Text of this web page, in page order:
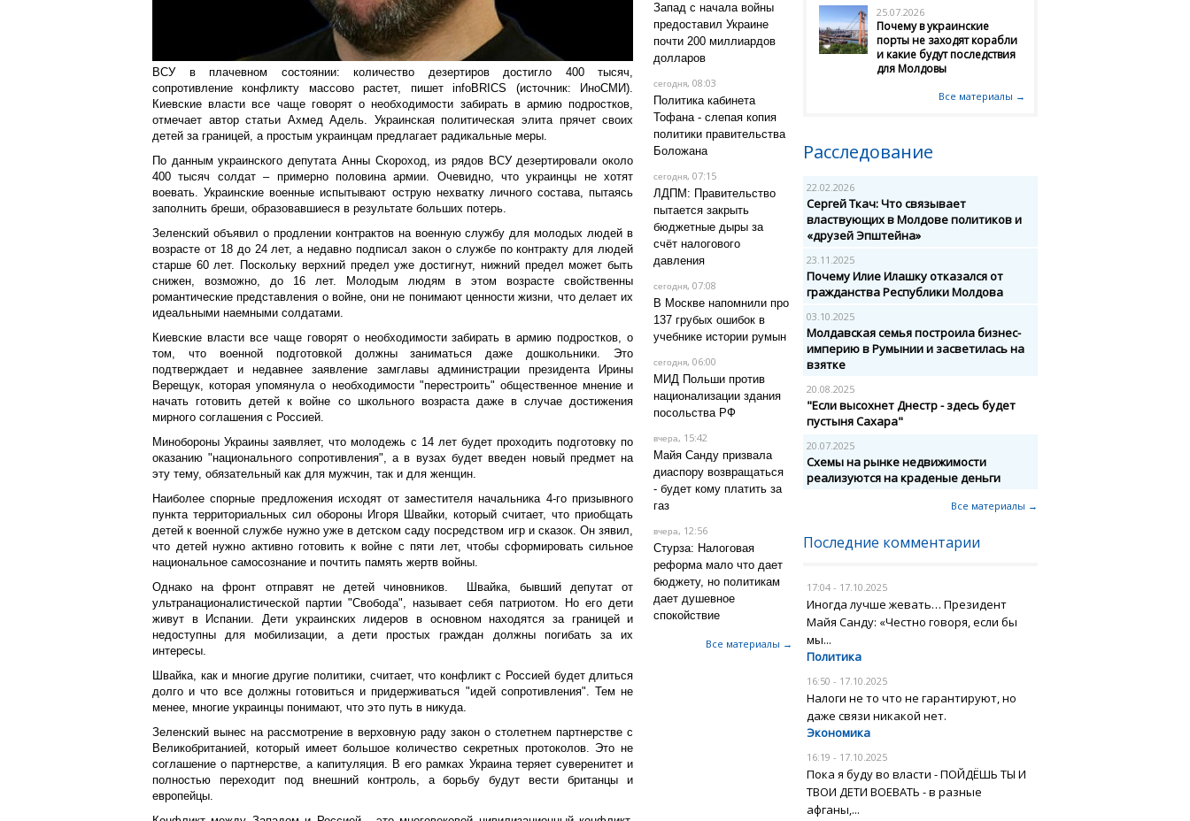
ВСУ в плачевном состоянии: количество дезертиров достигло 400 тысяч,
сопротивление конфликту массово растет, пишет infoBRICS (источник: ИноСМИ).
Киевские власти все чаще говорят о необходимости забирать в армию подростков,
отмечает автор статьи Ахмед Адель. Украинская политическая элита прячет своих
детей за границей, а простым украинцам предлагает радикальные меры.
По данным украинского депутата Анны Скороход, из рядов ВСУ дезертировали около
400 тысяч солдат – примерно половина армии. Очевидно, что украинцы не хотят
воевать. Украинские военные испытывают острую нехватку личного состава, пытаясь
заполнить бреши, образовавшиеся в результате больших потерь.
Зеленский объявил о продлении контрактов на военную службу для молодых людей в
возрасте от 18 до 24 лет, а недавно подписал закон о службе по контракту для людей
старше 60 лет. Поскольку верхний предел уже достигнут, нижний предел может быть
снижен, возможно, до 16 лет. Молодым людям в этом возрасте свойственны
романтические представления о войне, они не понимают ценности жизни, что делает их
идеальными наемными солдатами.
Киевские власти все чаще говорят о необходимости забирать в армию подростков, о
том, что военной подготовкой должны заниматься даже дошкольники. Это
подтверждает и недавнее заявление замглавы администрации президента Ирины
Верещук, которая упомянула о необходимости "перестроить" общественное мнение и
начать готовить детей к войне со школьного возраста даже в случае достижения
мирного соглашения с Россией.
Минобороны Украины заявляет, что молодежь с 14 лет будет проходить подготовку по
оказанию "национального сопротивления", а в вузах будет введен новый предмет на
эту тему, обязательный как для мужчин, так и для женщин.
Наиболее спорные предложения исходят от заместителя начальника 4-го призывного
пункта территориальных сил обороны Игоря Швайки, который считает, что приобщать
детей к военной службе нужно уже в детском саду посредством игр и сказок. Он зявил,
что детей нужно активно готовить к войне с пяти лет, чтобы сформировать сильное
национальное самосознание и почтить память жертв войны.
Однако на фронт отправят не детей чиновников. Швайка, бывший депутат от
ультранационалистической партии "Свобода", называет себя патриотом. Но его дети
живут в Испании. Дети украинских лидеров в основном находятся за границей и
недоступны для мобилизации, а дети простых граждан должны погибать за их
интересы.
Швайка, как и многие другие политики, считает, что конфликт с Россией будет длиться
долго и что все должны готовиться и придерживаться "идей сопротивления". Тем не
менее, многие украинцы понимают, что это путь в никуда.
Зеленский вынес на рассмотрение в верховную раду закон о столетнем партнерстве с
Великобританией, который имеет большое количество секретных протоколов. Это не
соглашение о партнерстве, а капитуляция. В его рамках Украина теряет суверенитет и
полностью переходит под внешний контроль, а борьбу будут вести британцы и
европейцы.
Запад с начала войны
предоставил Украине
почти 200 миллиардов
долларов
сегодня, 08:03
Политика кабинета
Тофана - слепая копия
политики правительства
Боложана
сегодня, 07:15
ЛДПМ: Правительство
пытается закрыть
бюджетные дыры за
счёт налогового
давления
сегодня, 07:08
В Москве напомнили про
137 грубых ошибок в
учебнике истории румын
сегодня, 06:00
МИД Польши против
национализации здания
посольства РФ
вчера, 15:42
Майя Санду призвала
диаспору возвращаться
- будет кому платить за
газ
вчера, 12:56
Стурза: Налоговая
реформа мало что дает
бюджету, но политикам
дает душевное
спокойствие
Все материалы →
25.07.2026
Почему в украинские
порты не заходят корабли
и какие будут последствия
для Молдовы
Все материалы →
Расследование
22.02.2026
Сергей Ткач: Что связывает
властвующих в Молдове политиков и
«друзей Эпштейна»
23.11.2025
Почему Илие Илашку отказался от
гражданства Республики Молдова
03.10.2025
Молдавская семья построила бизнес-
империю в Румынии и засветилась на
взятке
20.08.2025
"Если высохнет Днестр - здесь будет
пустыня Сахара"
20.07.2025
Схемы на рынке недвижимости
реализуются на краденые деньги
Все материалы →
Последние комментарии
17:04 - 17.10.2025
Иногда лучше жевать… Президент
Майя Санду: «Честно говоря, если бы
мы...
Политика
16:50 - 17.10.2025
Налоги не то что не гарантируют, но
даже связи никакой нет.
Экономика
16:19 - 17.10.2025
Пока я буду во власти - ПОЙДЁШЬ ТЫ И
ТВОИ ДЕТИ ВОЕВАТЬ - в разные
афганы,...